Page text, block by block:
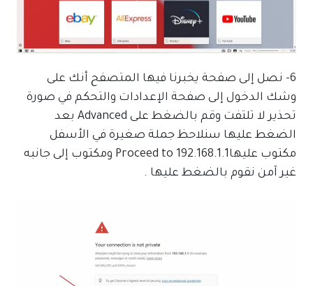
6- نصل إلى صفحة يخبرنا فيها المتصفح أنك على
وشك الدخول إلى صفحة الإعدادات والتحكم في صورة
تحذير لا تلتفت وقم بالضغط على Advanced بعد
الضغط عليها سنلاحظ جملة صغيرة في الأسفل
مكتوب عليهاProceed to 192.168.1.1 ومكتوب إلى جانبه
غير آمن نقوم بالضغط عليها .